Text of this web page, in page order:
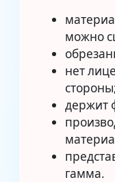
можно
нет
держит
гамма.